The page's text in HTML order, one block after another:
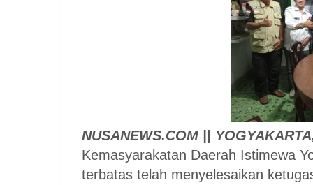
NUSANEWS.COM ||
Kemasyarakatan Daerah Istimewa
terbatas telah menyelesaikan